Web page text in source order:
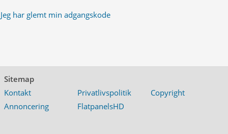
Jeg har glemt min adgangskode
Sitemap
Kontakt
Privatlivspolitik
Copyright
Annoncering
FlatpanelsHD